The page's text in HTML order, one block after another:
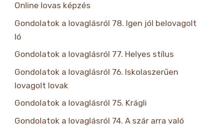
Online lovas képzés
Gondolatok a lovaglásról 78. Igen jól belovagolt
ló
Gondolatok a lovaglásról 77. Helyes stílus
Gondolatok a lovaglásról 76. Iskolaszerűen
lovagolt lovak
Gondolatok a lovaglásról 75. Krágli
Gondolatok a lovaglásról 74. A szár arra való